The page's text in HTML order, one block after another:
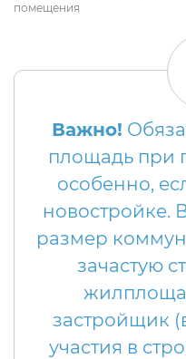
помещения
Важно!
площадь при
особенно,
новостройке.
размер
зачастую
застройщик
участия в